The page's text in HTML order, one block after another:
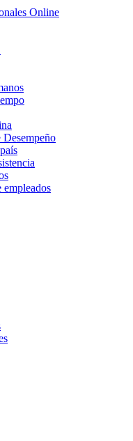
Online
empleados